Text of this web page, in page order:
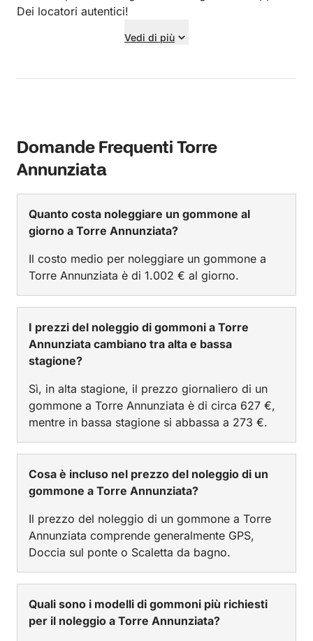
Dei locatori autentici!
Vedi di più
Domande Frequenti Torre
Annunziata
Quanto costa noleggiare un gommone al
giorno a Torre Annunziata?
Il costo medio per noleggiare un gommone a
Torre Annunziata è di 1.002 € al giorno.
I prezzi del noleggio di gommoni a Torre
Annunziata cambiano tra alta e bassa
stagione?
Sì, in alta stagione, il prezzo giornaliero di un
gommone a Torre Annunziata è di circa 627 €,
mentre in bassa stagione si abbassa a 273 €.
Cosa è incluso nel prezzo del noleggio di un
gommone a Torre Annunziata?
Il prezzo del noleggio di un gommone a Torre
Annunziata comprende generalmente GPS,
Doccia sul ponte o Scaletta da bagno.
Quali sono i modelli di gommoni più richiesti
per il noleggio a Torre Annunziata?